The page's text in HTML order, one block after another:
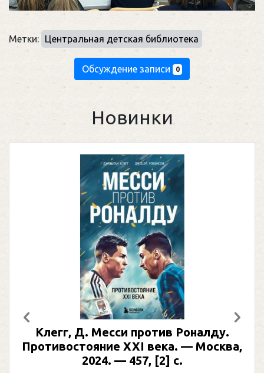
Метки: Центральная детская библиотека
Обсуждение записи 0
Новинки
Клегг, Д. Месси против Роналду.
Противостояние XXI века. — Москва,
2024. — 457, [2] с.
Предыдущий